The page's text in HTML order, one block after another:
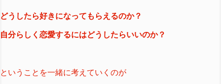
どうしたら好きになってもらえるのか？
自分らしく恋愛するにはどうしたらいいのか？
ということを一緒に考えていくのが